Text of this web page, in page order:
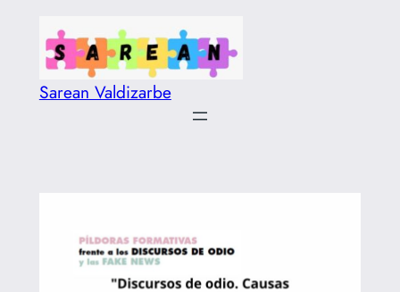
contenido
Sarean Valdizarbe